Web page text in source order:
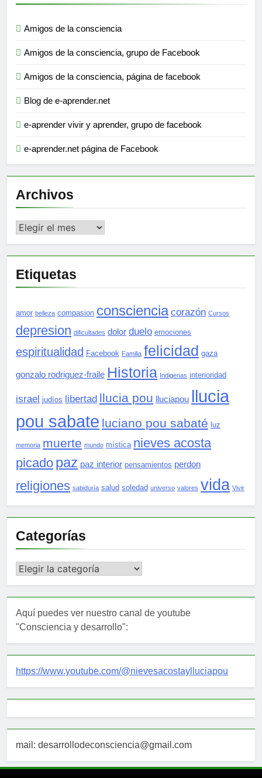
Amigos de la consciencia
Amigos de la consciencia, grupo de Facebook
Amigos de la consciencia, página de facebook
Blog de e-aprender.net
e-aprender vivir y aprender, grupo de facebook
e-aprender.net página de Facebook
Archivos
Archivos
Etiquetas
amor belleza compasion consciencia corazón Cursos
depresion dificultades dolor duelo emociones
espiritualidad Facebook Familia felicidad gaza
gonzalo rodriguez-fraile Historia Indigenas interioridad
israel judíos libertad llucia pou lluciapou llucia
pou sabate luciano pou sabaté luz
memoria muerte mundo mística nieves acosta
picado paz paz interior pensamientos perdon
religiones sabiduría salud soledad universo valores vida Vivir
Categorías
Categorías
Aquí puedes ver nuestro canal de youtube
"Consciencia y desarrollo":
https://www.youtube.com/@nievesacostaylluciapou
mail: desarrollodeconsciencia@gmail.com